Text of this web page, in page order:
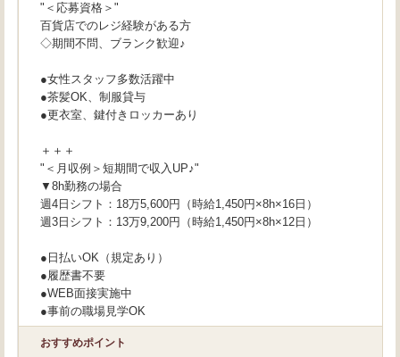
"＜応募資格＞"
百貨店でのレジ経験がある方
◇期間不問、ブランク歓迎♪
●女性スタッフ多数活躍中
●茶髪OK、制服貸与
●更衣室、鍵付きロッカーあり
＋＋＋
"＜月収例＞短期間で収入UP♪"
▼8h勤務の場合
週4日シフト：18万5,600円（時給1,450円×8h×16日）
週3日シフト：13万9,200円（時給1,450円×8h×12日）
●日払いOK（規定あり）
●履歴書不要
●WEB面接実施中
●事前の職場見学OK
おすすめポイント